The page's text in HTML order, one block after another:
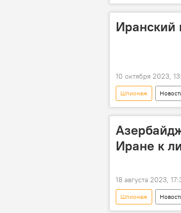
Политика
Иранский
10 октября 2023,
Шпионаж
Бакинский суд по
Иране к
18 августа 2023,
Шпионаж